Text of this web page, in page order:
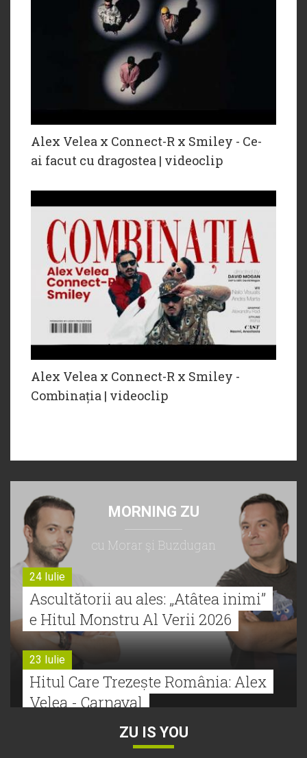
Alex Velea x Connect-R x Smiley - Ce-
ai facut cu dragostea | videoclip
Alex Velea x Connect-R x Smiley -
Combinația | videoclip
MORNING ZU
cu Morar şi Buzdugan
24 Iulie
Ascultătorii au ales: „Atâtea inimi”
e Hitul Monstru Al Verii 2026
23 Iulie
Hitul Care Trezește România: Alex
Velea - Carnaval
ZU IS YOU